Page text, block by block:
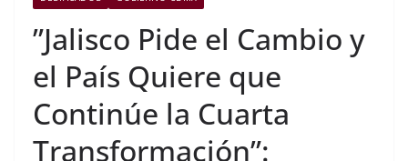
”Jalisco Pide el Cambio y
el País Quiere que
Continúe la Cuarta
Transformación”: